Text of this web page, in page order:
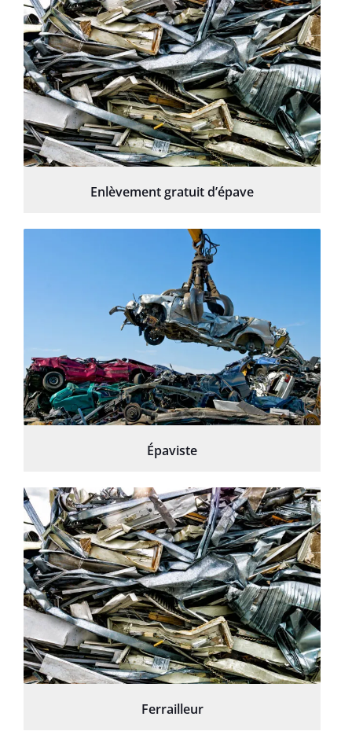
Enlèvement gratuit d’épave
Épaviste
Ferrailleur